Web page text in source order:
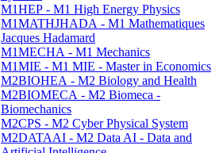
M1HEP - M1 High Energy Physics
M1MATHJHADA - M1 Mathematiques
Jacques Hadamard
M1MECHA - M1 Mechanics
M1MIE - M1 MIE - Master in Economics
M2BIOHEA - M2 Biology and Health
M2BIOMECA - M2 Biomeca -
Biomechanics
M2CPS - M2 Cyber Physical System
M2DATAAI - M2 Data AI - Data and